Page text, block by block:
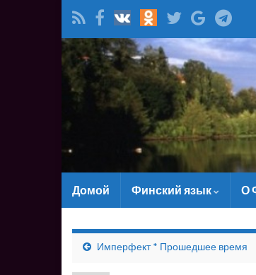
Домой Финский язык О
Имперфект * Прошедшее время